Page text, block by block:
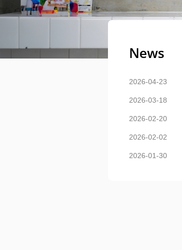
News
2026-04-23
2026-03-18
2026-02-20
2026-02-02
2026-01-30